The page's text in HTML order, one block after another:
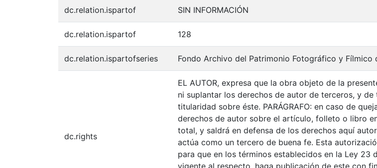
dc.relation.ispartof SIN INFORMACIÓN
dc.relation.ispartof 128
dc.relation.ispartofseries Fondo Archivo del Patrimonio Fotográfico y Fílmico
dc.rights
EL AUTOR, expresa que la obra objeto de la
ni suplantar los derechos de autor de terceros, y
titularidad sobre éste. PARÁGRAFO: en caso de
derechos de autor sobre el artículo, folleto o libro
total, y saldrá en defensa de los derechos aquí
actúa como un tercero de buena fe. Esta
para que en los términos establecidos en la Ley 23
vigente al respecto, haga publicación de este con